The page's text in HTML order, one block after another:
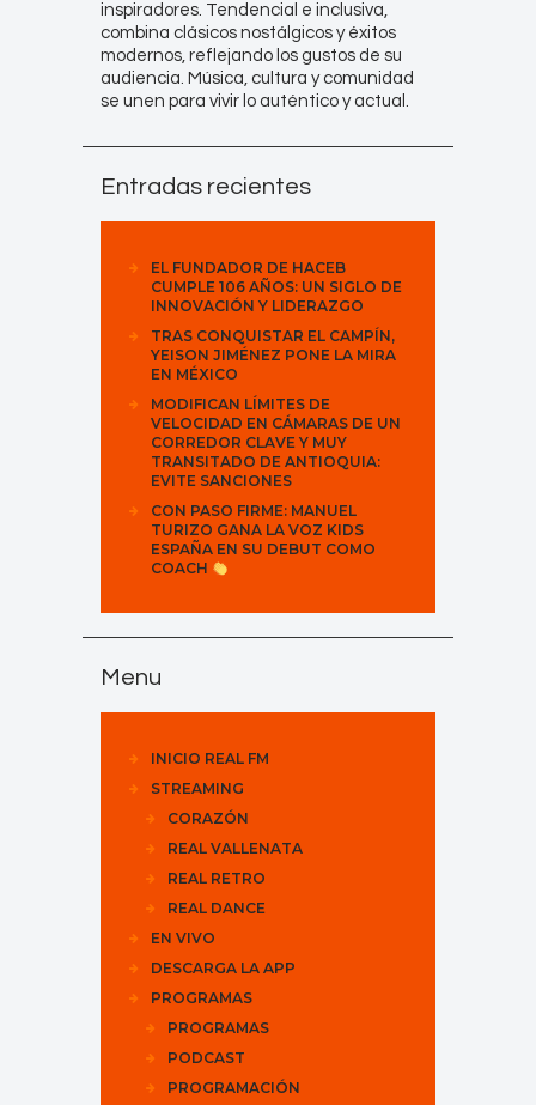
inspiradores. Tendencial e inclusiva,
combina clásicos nostálgicos y éxitos
modernos, reflejando los gustos de su
audiencia. Música, cultura y comunidad
se unen para vivir lo auténtico y actual.
Entradas recientes
EL FUNDADOR DE HACEB
CUMPLE 106 AÑOS: UN SIGLO DE
INNOVACIÓN Y LIDERAZGO
TRAS CONQUISTAR EL CAMPÍN,
YEISON JIMÉNEZ PONE LA MIRA
EN MÉXICO
MODIFICAN LÍMITES DE
VELOCIDAD EN CÁMARAS DE UN
CORREDOR CLAVE Y MUY
TRANSITADO DE ANTIOQUIA:
EVITE SANCIONES
CON PASO FIRME: MANUEL
TURIZO GANA LA VOZ KIDS
ESPAÑA EN SU DEBUT COMO
COACH
Menu
INICIO REAL FM
STREAMING
CORAZÓN
REAL VALLENATA
REAL RETRO
REAL DANCE
EN VIVO
DESCARGA LA APP
PROGRAMAS
PROGRAMAS
PODCAST
PROGRAMACIÓN